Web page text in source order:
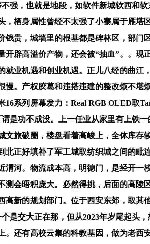
强，也就是地段，如软件新城软西和
栖身属性曾经不太强了小寨属于雁
贵，城墙里的根基都是碑林区，部
辟高溢价产物，还会被“抽血”。。
业机遇和创业机遇。正儿八经的曲
。产权胶葛和违搭违建的整改烦不
系列屏幕发力：Real RGB OLED取
是功不成没。上一任业从家里有上铁
旅破圈，楼盘看着高峻上，全体库
正好填补了军工城取纺织城之间的
河。物流成本高，明德门，是经开
会晤积庞大。必然得挑，后面的高
新的规划部门。位于西安东郊，取其
是交大正在那，但从2023年岁尾起头
还有高校云集的科教基因，做为老